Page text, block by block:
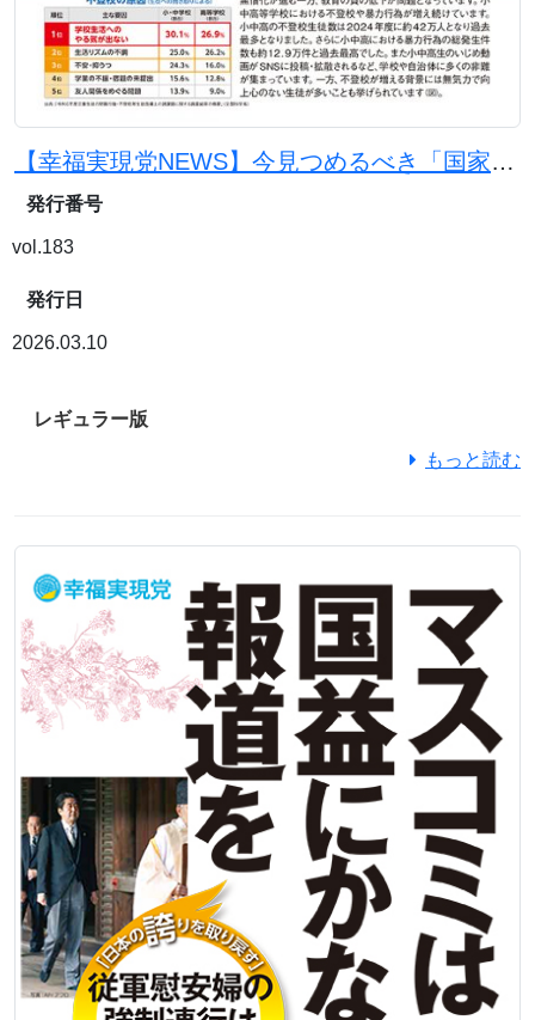
【幸福実現党NEWS】今見つめるべき「国家百年の計」としての教育の問題点
発行番号
vol.183
発行日
2026.03.10
レギュラー版
もっと読む